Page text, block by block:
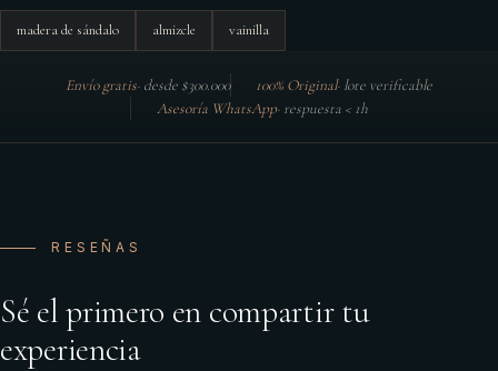
madera de sándalo almizcle vainilla
Envío gratis· desde $300.000 100% Original· lote verificable
Asesoría WhatsApp· respuesta < 1h
RESEÑAS
Sé el primero en compartir tu
experiencia